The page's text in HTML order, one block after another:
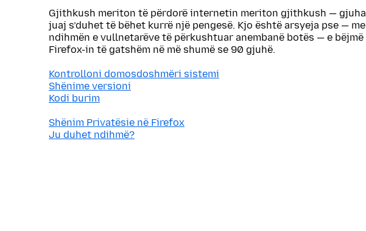
Gjithkush meriton të përdorë internetin meriton gjithkush — gjuha
juaj s’duhet të bëhet kurrë një pengesë. Kjo është arsyeja pse — me
ndihmën e vullnetarëve të përkushtuar anembanë botës — e bëjmë
Firefox-in të gatshëm në më shumë se 90 gjuhë.
Kontrolloni domosdoshmëri sistemi
Shënime versioni
Kodi burim
Shënim Privatësie në Firefox
Ju duhet ndihmë?